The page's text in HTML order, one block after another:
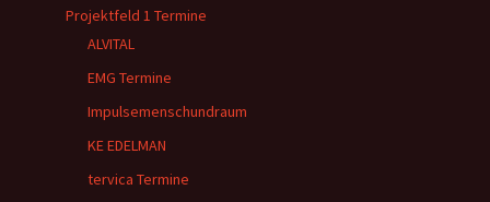
Projektfeld 1 Termine
ALVITAL
EMG Termine
Impulsemenschundraum
KE EDELMAN
tervica Termine